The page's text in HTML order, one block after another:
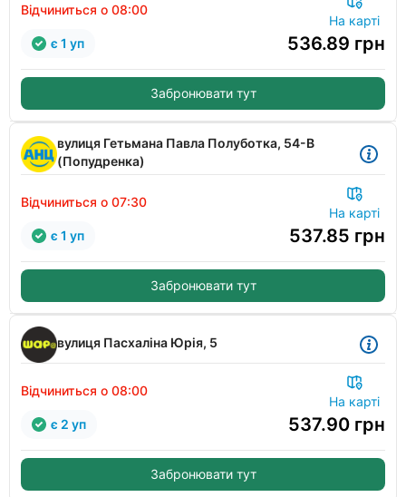
Відчиниться о 08:00
На карті
536.89 грн
є 1 уп
Забронювати тут
вулиця Гетьмана Павла Полуботка, 54-В
(Попудренка)
Відчиниться о 07:30
На карті
537.85 грн
є 1 уп
Забронювати тут
вулиця Пасхаліна Юрія, 5
Відчиниться о 08:00
На карті
537.90 грн
є 2 уп
Забронювати тут